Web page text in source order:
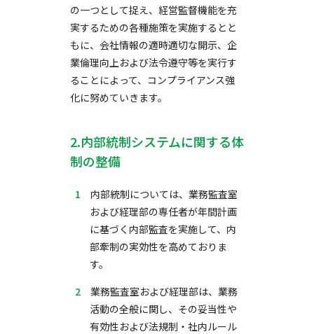
の一つとして捉え、経営監督機能を充
実するための各種施策を実施するとと
もに、会社情報の適時適切な開示、企
業倫理向上および法令遵守等を実行す
ることによって、コンプライアンス強
化に努めていきます。
2.内部統制システムに関する体
制の整備
内部統制については、業務監査室
および経理部の専任者が年間計画
に基づく内部監査を実施して、内
部牽制の実効性を高めておりま
す。
業務監査室および経理部は、業務
活動の全般に関し、その妥当性や
有効性および法規制・社内ルール